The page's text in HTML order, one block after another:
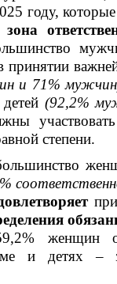
году,
принятии
и 71%
(92,2%
степени.
женщин
и детях –